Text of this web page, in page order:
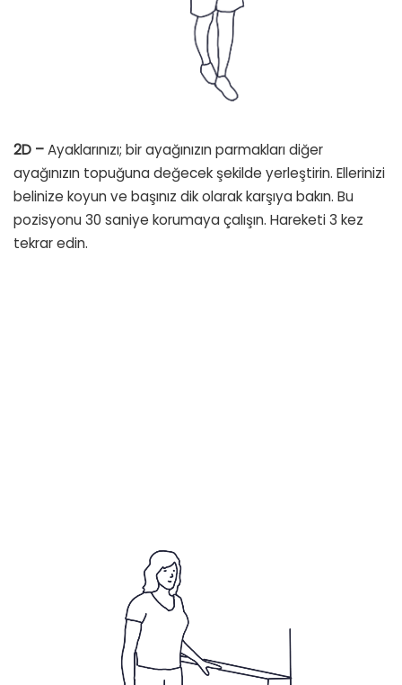
2D –Ayaklarınızı; bir ayağınızın parmakları diğer
ayağınızın topuğuna değecek şekilde yerleştirin. Ellerinizi
belinize koyun ve başınız dik olarak karşıya bakın. Bu
pozisyonu 30 saniye korumaya çalışın. Hareketi 3 kez
tekrar edin.